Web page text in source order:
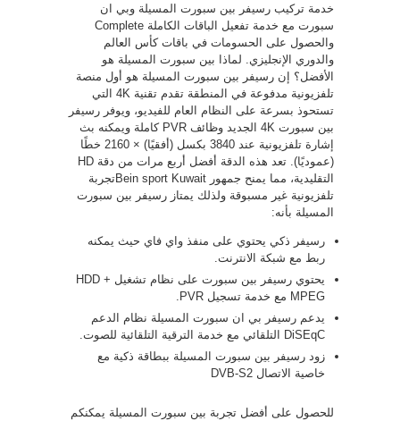
خدمة تركيب رسيفر بين سبورت المسيلة وبي ان
سبورت مع خدمة تفعيل الباقات الكاملة Complete
والحصول على الحسومات في باقات كأس العالم
والدوري الإنجليزي. لماذا بين سبورت المسيلة هو
الأفضل؟ إن رسيفر بين سبورت المسيلة هو أول منصة
تلفزيونية مدفوعة في المنطقة تقدم تقنية 4K التي
تستحوذ بسرعة على النظام العام للفيديو، ويوفر رسيفر
بين سبورت 4K الجديد وظائف PVR كاملة ويمكنه بث
إشارة تلفزيونية عند 3840 بكسل (أفقيًا) × 2160 خطًا
(عموديًا). تعد هذه الدقة أفضل أربع مرات من دقة HD
التقليدية، مما يمنح جمهور Bein sport Kuwaitتجربة
تلفزيونية غير مسبوقة ولذلك يمتاز رسيفر بين سبورت
المسيلة بأنه:
رسيفر ذكي يحتوي على منفذ واي فاي حيث يمكنه
ربط مع شبكة الانترنت.
يحتوي رسيفر بين سبورت على نظام تشغيل HDD +
MPEG مع خدمة تسجيل PVR.
يدعم رسيفر بي ان سبورت المسيلة نظام الدعم
DiSEqC التلقائي مع خدمة الترقية التلقائية للصوت.
زود رسيفر بين سبورت المسيلة ببطاقة ذكية مع
خاصية الاتصال DVB-S2
للحصول على أفضل تجربة بين سبورت المسيلة يمكنكم